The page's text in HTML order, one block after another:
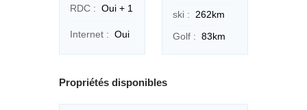
RDC : Oui + 1
Internet : Oui
ski :
262km
Golf : 83km
Propriétés disponibles